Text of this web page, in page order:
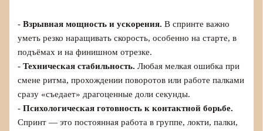
-Взрывная мощность и ускорения. В спринте важно
уметь резко наращивать скорость, особенно на старте, в
подъёмах и на финишном отрезке.
-Техническая стабильность. Любая мелкая ошибка при
смене ритма, прохождении поворотов или работе палками
сразу «съедает» драгоценные доли секунды.
-Психологическая готовность к контактной борьбе.
Спринт — это постоянная работа в группе, локти, палки,